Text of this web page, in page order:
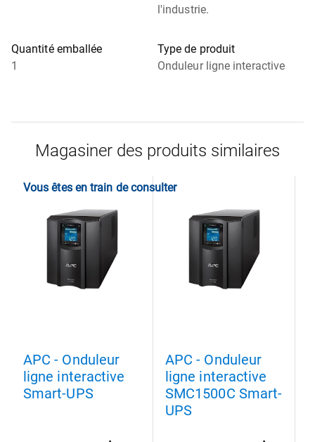
l'industrie.
Quantité emballée
1
Type de produit
Onduleur ligne interactive
Magasiner des produits similaires
Vous êtes en train de consulter
APC - Onduleur
ligne interactive
Smart-UPS
APC - Onduleur
ligne interactive
SMC1500C Smart-
UPS